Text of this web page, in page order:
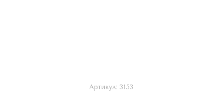
Артикул: 3153